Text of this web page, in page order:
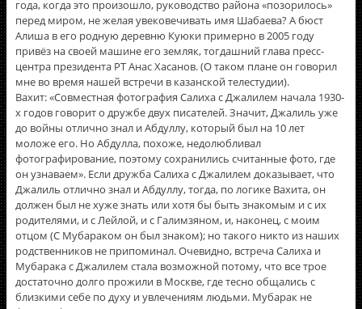
года, когда это произошло, руководство района «позорилось»
перед миром, не желая увековечивать имя Шабаева? А бюст
Алиша в его родную деревню Куюки примерно в 2005 году
привëз на своей машине его земляк, тогдашний глава пресс-
центра президента РТ Анас Хасанов. (О таком плане он говорил
мне во время нашей встречи в казанской телестудии).
Вахит: «Совместная фотография Салиха с Джалилем начала 1930-
х годов говорит о дружбе двух писателей. Значит, Джалиль уже
до войны отлично знал и Абдуллу, который был на 10 лет
моложе его. Но Абдулла, похоже, недолюбливал
фотографирование, поэтому сохранились считанные фото, где
он узнаваем». Если дружба Салиха с Джалилем доказывает, что
Джалиль отлично знал и Абдуллу, тогда, по логике Вахита, он
должен был не хуже знать или хотя бы быть знакомым и с их
родителями, и с Лейлой, и с Галимзяном, и, наконец, с моим
отцом (С Мубараком он был знаком); но такого никто из наших
родственников не припоминал. Очевидно, встреча Салиха и
Мубарака с Джалилем стала возможной потому, что все трое
достаточно долго прожили в Москве, где тесно общались с
близкими себе по духу и увлечениям людьми. Мубарак не